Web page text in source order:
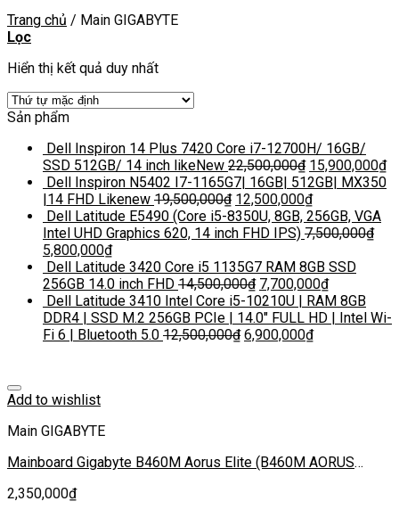
Trang chủ / Main GIGABYTE
Lọc
Hiển thị kết quả duy nhất
Sản phẩm
Dell Inspiron 14 Plus 7420 Core i7-12700H/ 16GB/
SSD 512GB/ 14 inch likeNew 22,500,000₫ 15,900,000₫
Dell Inspiron N5402 I7-1165G7| 16GB| 512GB| MX350
|14 FHD Likenew 19,500,000₫ 12,500,000₫
Dell Latitude E5490 (Core i5-8350U, 8GB, 256GB, VGA
Intel UHD Graphics 620, 14 inch FHD IPS) 7,500,000₫
5,800,000₫
Dell Latitude 3420 Core i5 1135G7 RAM 8GB SSD
256GB 14.0 inch FHD 14,500,000₫ 7,700,000₫
Dell Latitude 3410 Intel Core i5-10210U | RAM 8GB
DDR4 | SSD M.2 256GB PCIe | 14.0″ FULL HD | Intel Wi-
Fi 6 | Bluetooth 5.0 12,500,000₫ 6,900,000₫
Add to wishlist
Main GIGABYTE
Mainboard Gigabyte B460M Aorus Elite (B460M AORUS
2,350,000₫